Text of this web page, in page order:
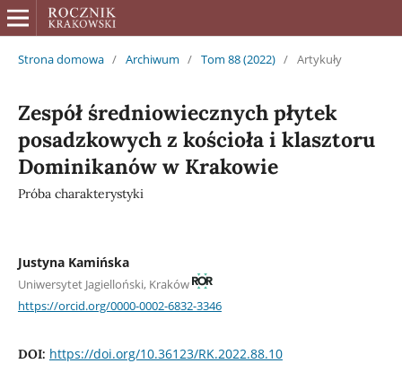
Strona domowa / Archiwum / Tom 88 (2022) / Artykuły
Zespół średniowiecznych płytek
posadzkowych z kościoła i klasztoru
Dominikanów w Krakowie
Próba charakterystyki
Justyna Kamińska
Uniwersytet Jagielloński, Kraków
https://orcid.org/0000-0002-6832-3346
DOI: https://doi.org/10.36123/RK.2022.88.10